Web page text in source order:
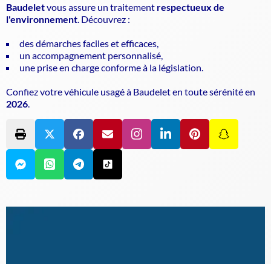
Baudeletvous assure un traitement respectueux de
l'environnement . Découvrez :
des démarches faciles et efficaces,
un accompagnement personnalisé,
une prise en charge conforme à la législation.
Confiez votre véhicule usagé à Baudelet en toute sérénité en
2026